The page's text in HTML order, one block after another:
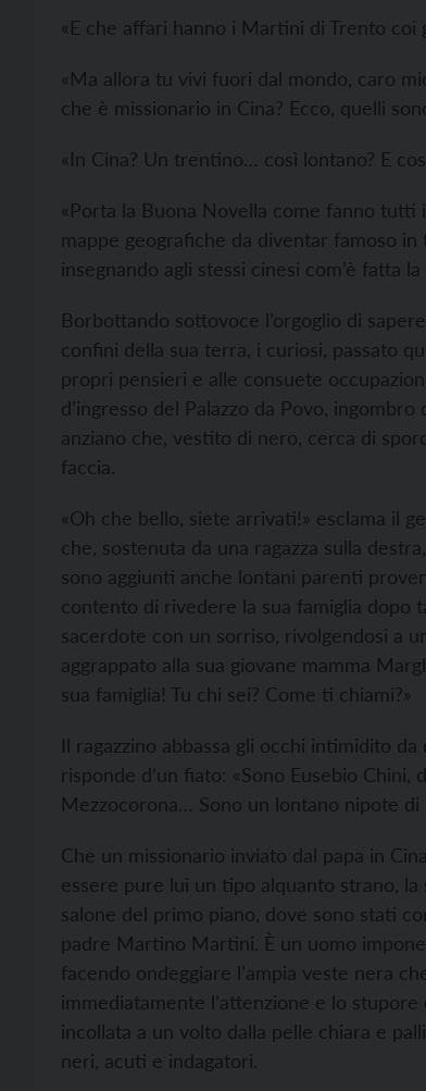
«E che affari hanno i Martini di Trento coi
«Ma allora tu vivi fuori dal mondo, caro
che è missionario in Cina? Ecco, quelli
«In Cina? Un trentino… così lontano? E
«Porta la Buona Novella come fanno tutti
mappe geografiche da diventar famoso
insegnando agli stessi cinesi com’è fatta
Borbottando sottovoce l’orgoglio di
confini della sua terra, i curiosi, passato
propri pensieri e alle consuete
d’ingresso del Palazzo da Povo,
anziano che, vestito di nero, cerca di
faccia.
«Oh che bello, siete arrivati!» esclama il
che, sostenuta da una ragazza sulla
sono aggiunti anche lontani parenti
contento di rivedere la sua famiglia dopo
sacerdote con un sorriso, rivolgendosi a
aggrappato alla sua giovane mamma
sua famiglia! Tu chi sei? Come ti chiami?»
Il ragazzino abbassa gli occhi intimidito
risponde d’un fiato: «Sono Eusebio Chini,
Mezzocorona… Sono un lontano nipote di
Che un missionario inviato dal papa in
essere pure lui un tipo alquanto strano,
salone del primo piano, dove sono stati
padre Martino Martini. È un uomo
facendo ondeggiare l’ampia veste nera
immediatamente l’attenzione e lo
incollata a un volto dalla pelle chiara e
neri, acuti e indagatori.